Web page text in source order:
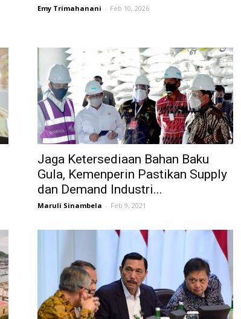
Emy Trimahanani - Feb 10, 2026
Jaga Ketersediaan Bahan Baku
Gula, Kemenperin Pastikan Supply
dan Demand Industri...
Maruli Sinambela - Feb 9, 2021